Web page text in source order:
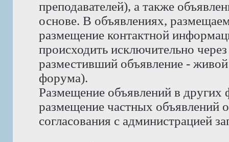
преподавателей), а также
основе. В объявлениях,
размещение контактной
происходить исключительно
разместивший объявление -
форума).
Размещение объявлений в
размещение частных объявлений
согласования с администрацией